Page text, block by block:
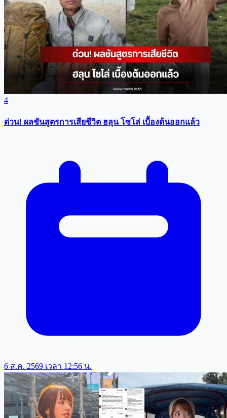
4
ด่วน! ผลชันสูตรการเสียชีวิต ฮลุน โซโล่ เบื้องต้นออกแล้ว
6 ส.ค. 2569 เวลา 12:56 น.